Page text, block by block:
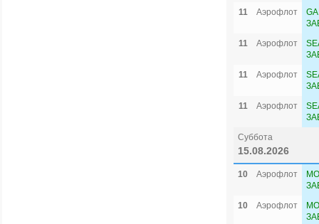
11
Аэрофлот
11
Аэрофлот
11
Аэрофлот
11
Аэрофлот
Суббота
15.08.2026
10 Аэрофлот
10
Аэрофлот